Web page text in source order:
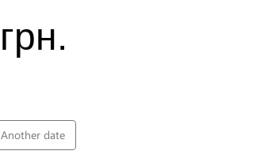
грн.
Another date